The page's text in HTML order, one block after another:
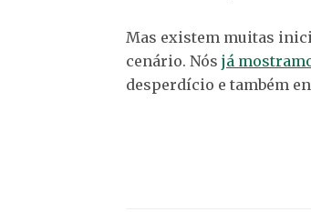
Mas existem muitas
cenário. Nós já
desperdício e também